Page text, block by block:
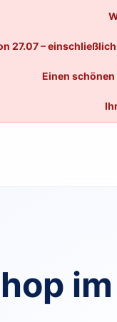
27.07 –
Einen